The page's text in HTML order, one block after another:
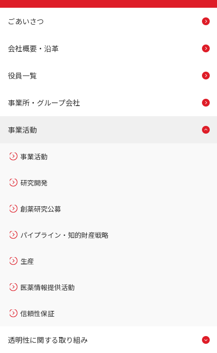
ごあいさつ
会社概要・沿革
役員一覧
事業所・グループ会社
事業活動
事業活動
研究開発
創薬研究公募
パイプライン・知的財産戦略
生産
医薬情報提供活動
信頼性保証
透明性に関する取り組み